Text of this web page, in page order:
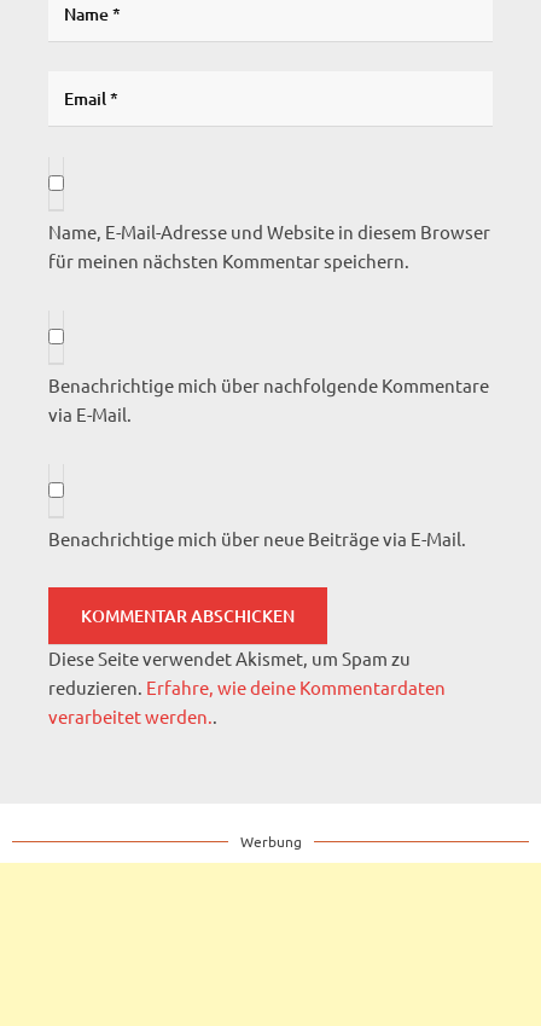
Name, E-Mail-Adresse und Website in diesem Browser
für meinen nächsten Kommentar speichern.
Benachrichtige mich über nachfolgende Kommentare
via E-Mail.
Benachrichtige mich über neue Beiträge via E-Mail.
Diese Seite verwendet Akismet, um Spam zu
reduzieren. Erfahre, wie deine Kommentardaten
verarbeitet werden..
Werbung